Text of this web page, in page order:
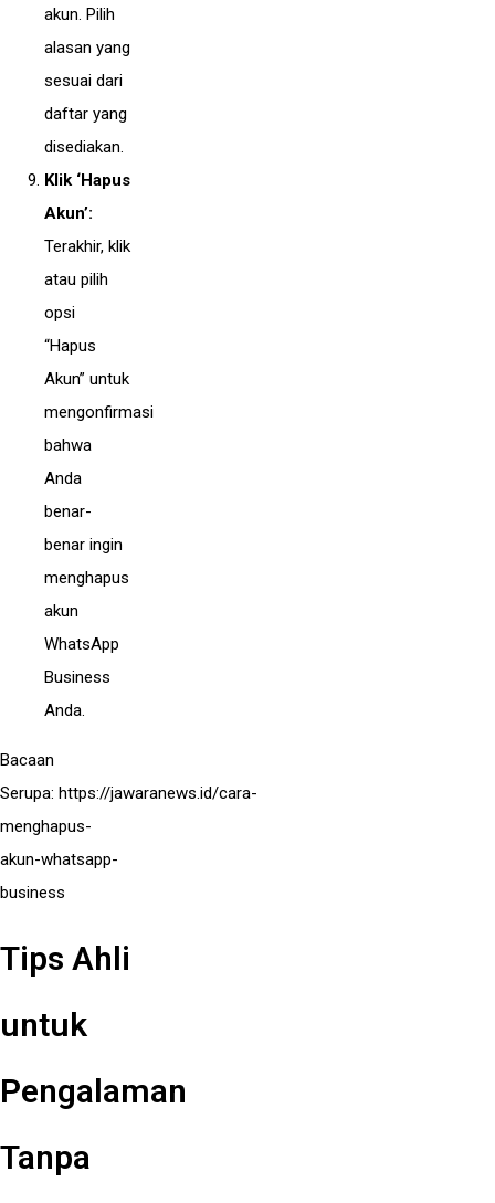
akun. Pilih
alasan yang
sesuai dari
daftar yang
disediakan.
Klik ‘Hapus
Akun’:
Terakhir, klik
atau pilih
opsi
“Hapus
Akun” untuk
mengonfirmasi
bahwa
Anda
benar-
benar ingin
menghapus
akun
WhatsApp
Business
Anda.
Bacaan
Serupa: https://jawaranews.id/cara-
menghapus-
akun-whatsapp-
business
Tips Ahli
untuk
Pengalaman
Tanpa